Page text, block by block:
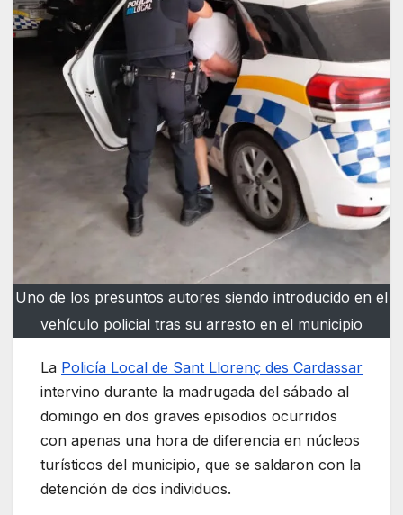
Uno de los presuntos autores siendo introducido en el
vehículo policial tras su arresto en el municipio
La Policía Local de Sant Llorenç des Cardassar
intervino durante la madrugada del sábado al
domingo en dos graves episodios ocurridos
con apenas una hora de diferencia en núcleos
turísticos del municipio, que se saldaron con la
detención de dos individuos.